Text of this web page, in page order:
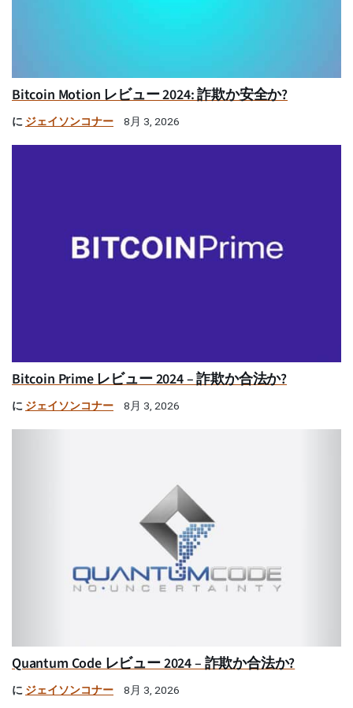
Bitcoin Motion レビュー 2024: 詐欺か安全か?
に ジェイソンコナー 8月 3, 2026
Bitcoin Prime レビュー 2024 – 詐欺か合法か?
に ジェイソンコナー 8月 3, 2026
Quantum Code レビュー 2024 – 詐欺か合法か?
に ジェイソンコナー 8月 3, 2026